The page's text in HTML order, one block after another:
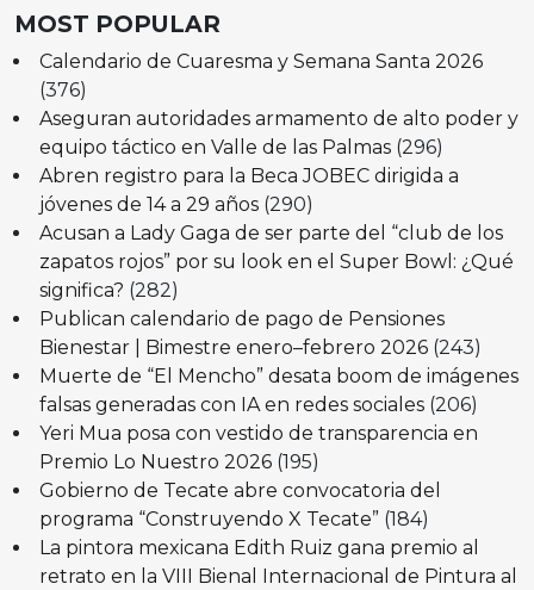
MOST POPULAR
Calendario de Cuaresma y Semana Santa 2026
(376)
Aseguran autoridades armamento de alto poder y
equipo táctico en Valle de las Palmas (296)
Abren registro para la Beca JOBEC dirigida a
jóvenes de 14 a 29 años (290)
Acusan a Lady Gaga de ser parte del “club de los
zapatos rojos” por su look en el Super Bowl: ¿Qué
significa? (282)
Publican calendario de pago de Pensiones
Bienestar | Bimestre enero–febrero 2026 (243)
Muerte de “El Mencho” desata boom de imágenes
falsas generadas con IA en redes sociales (206)
Yeri Mua posa con vestido de transparencia en
Premio Lo Nuestro 2026 (195)
Gobierno de Tecate abre convocatoria del
programa “Construyendo X Tecate” (184)
La pintora mexicana Edith Ruiz gana premio al
retrato en la VIII Bienal Internacional de Pintura al